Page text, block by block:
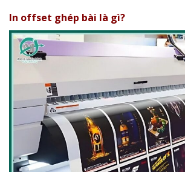
In offset ghép bài là gì?